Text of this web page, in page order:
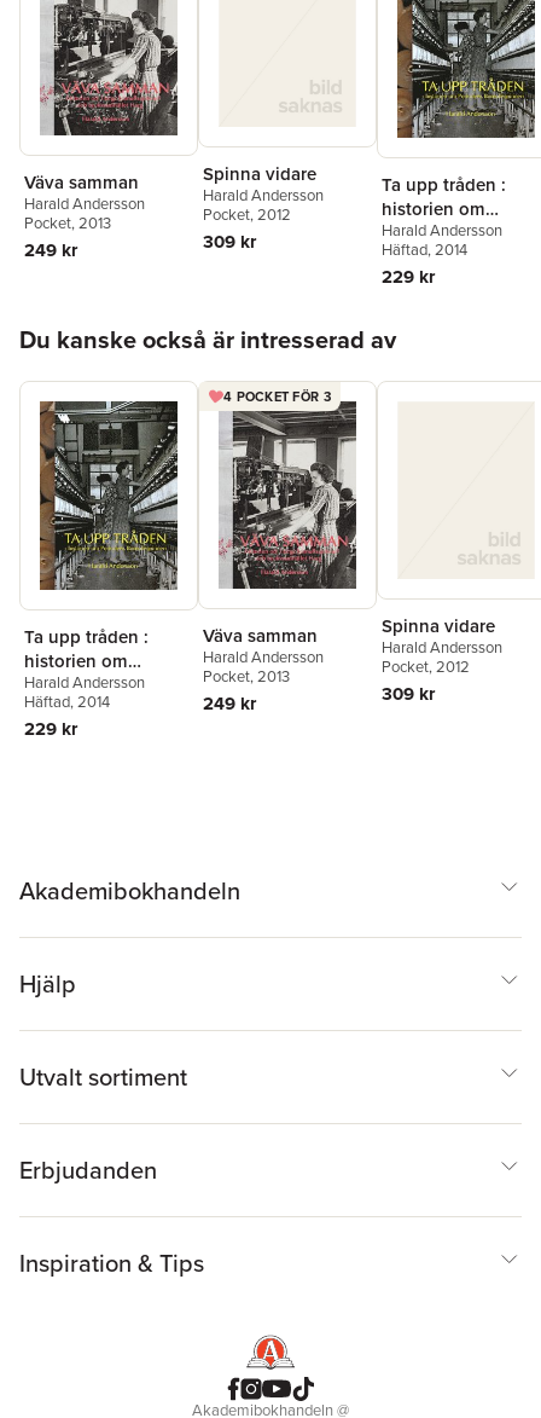
Väva samman
Harald Andersson
Pocket, 2013
249 kr
Spinna vidare
Harald Andersson
Pocket, 2012
309 kr
Ta upp tråden :
historien om
Periodens
Bomullsspinneri
Harald Andersson
Häftad, 2014
229 kr
Du kanske också är intresserad av
Ta upp tråden :
historien om
Periodens
Bomullsspinneri
Harald Andersson
Häftad, 2014
229 kr
4 POCKET FÖR 3
Väva samman
Harald Andersson
Pocket, 2013
249 kr
Spinna vidare
Harald Andersson
Pocket, 2012
309 kr
Akademibokhandeln
Hjälp
Utvalt sortiment
Erbjudanden
Inspiration & Tips
Akademibokhandeln@